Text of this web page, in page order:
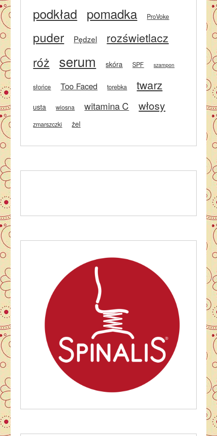
podkład pomadka ProVoke
puder Pędzel rozświetlacz
róż serum skóra SPF szampon
słońce Too Faced torebka twarz
usta wiosna witamina C włosy
zmarszczki żel